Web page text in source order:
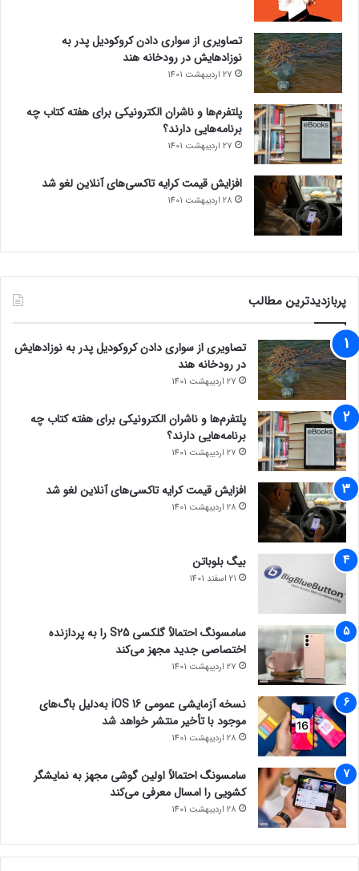
اخبار کوتاه
تصاویری از سواری دادن کروکودیل پدر به
نوزادهایش در رودخانه هند
27 اردیبهشت 1401
پلتفرم‌ها و ناشران الکترونیکی برای هفته کتاب چه
برنامه‌هایی دارند؟
27 اردیبهشت 1401
افزایش قیمت کرایه تاکسی‌های آنلاین لغو شد
28 اردیبهشت 1401
پربازدیدترین مطالب
تصاویری از سواری دادن کروکودیل پدر به نوزادهایش
در رودخانه هند
27 اردیبهشت 1401
پلتفرم‌ها و ناشران الکترونیکی برای هفته کتاب چه
برنامه‌هایی دارند؟
27 اردیبهشت 1401
افزایش قیمت کرایه تاکسی‌های آنلاین لغو شد
28 اردیبهشت 1401
بیگ بلوباتن
21 اسفند 1401
سامسونگ احتمالاً گلکسی S25 را به پردازنده
اختصاصی جدید مجهز می‌کند
27 اردیبهشت 1401
نسخه آزمایشی عمومی iOS 16 به‌دلیل باگ‌های
موجود با تأخیر منتشر خواهد شد
28 اردیبهشت 1401
سامسونگ احتمالاً اولین گوشی مجهز به نمایشگر
کشویی را امسال معرفی می‌کند
28 اردیبهشت 1401